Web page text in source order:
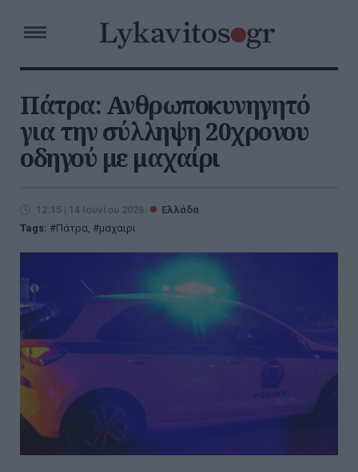
Πάτρα: Ανθρωποκυνηγητό
για την σύλληψη 20χρονου
οδηγού με μαχαίρι
12:15 | 14 Ιουνίου 2026
Ελλάδα
Tags:
Πάτρα, μαχαιρι